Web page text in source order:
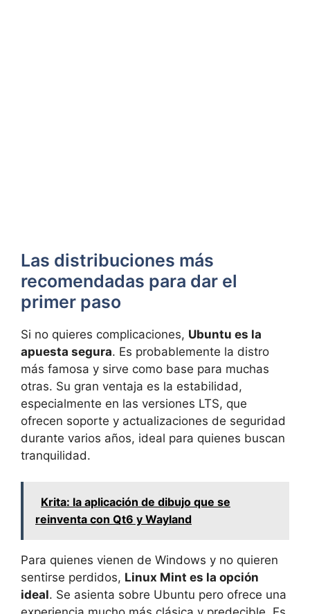
Las distribuciones más
recomendadas para dar el
primer paso
Si no quieres complicaciones, Ubuntu es la
apuesta segura. Es probablemente la distro
más famosa y sirve como base para muchas
otras. Su gran ventaja es la estabilidad,
especialmente en las versiones LTS, que
ofrecen soporte y actualizaciones de seguridad
durante varios años, ideal para quienes buscan
tranquilidad.
Krita: la aplicación de dibujo que se
reinventa con Qt6 y Wayland
Para quienes vienen de Windows y no quieren
sentirse perdidos, Linux Mint es la opción
ideal. Se asienta sobre Ubuntu pero ofrece una